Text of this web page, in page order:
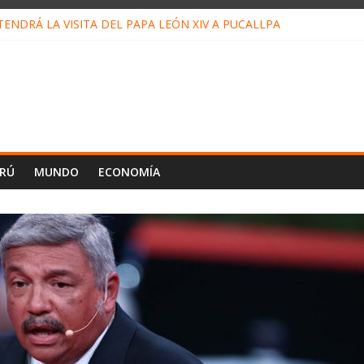
LA VISITA DEL PAPA LEÓN XIV A PUCALLPA
MUNDO ECONOMÍA